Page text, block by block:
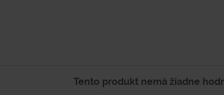
Tento produkt nemá žiadne